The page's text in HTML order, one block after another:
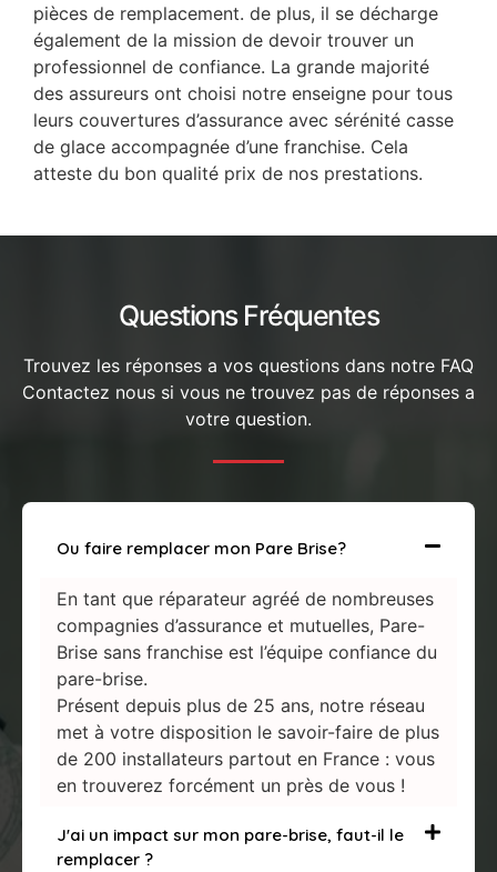
pièces de remplacement. de plus, il se décharge
également de la mission de devoir trouver un
professionnel de confiance. La grande majorité
des assureurs ont choisi notre enseigne pour tous
leurs couvertures d’assurance avec sérénité casse
de glace accompagnée d’une franchise. Cela
atteste du bon qualité prix de nos prestations.
Questions Fréquentes
Trouvez les réponses a vos questions dans notre FAQ
Contactez nous si vous ne trouvez pas de réponses a
votre question.
Ou faire remplacer mon Pare Brise?
En tant que réparateur agréé de nombreuses
compagnies d’assurance et mutuelles, Pare-
Brise sans franchise est l’équipe confiance du
pare-brise.
Présent depuis plus de 25 ans, notre réseau
met à votre disposition le savoir-faire de plus
de 200 installateurs partout en France : vous
en trouverez forcément un près de vous !
J'ai un impact sur mon pare-brise, faut-il le
remplacer ?